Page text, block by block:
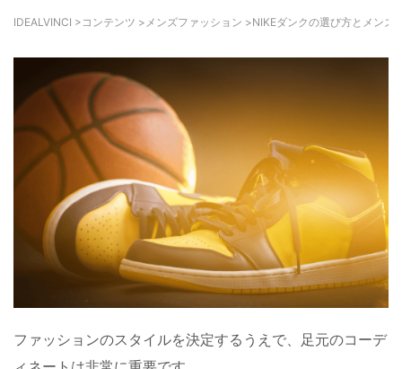
IDEALVINCI > コンテンツ > メンズファッション >NIKEダンクの選び方とメンズ
ファッションのスタイルを決定するうえで、足元のコーデ